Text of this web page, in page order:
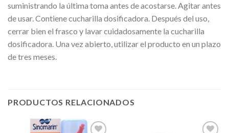
suministrando la última toma antes de acostarse. Agitar antes
de usar. Contiene cucharilla dosificadora. Después del uso,
cerrar bien el frasco y lavar cuidadosamente la cucharilla
dosificadora. Una vez abierto, utilizar el producto en un plazo
de tres meses.
PRODUCTOS RELACIONADOS